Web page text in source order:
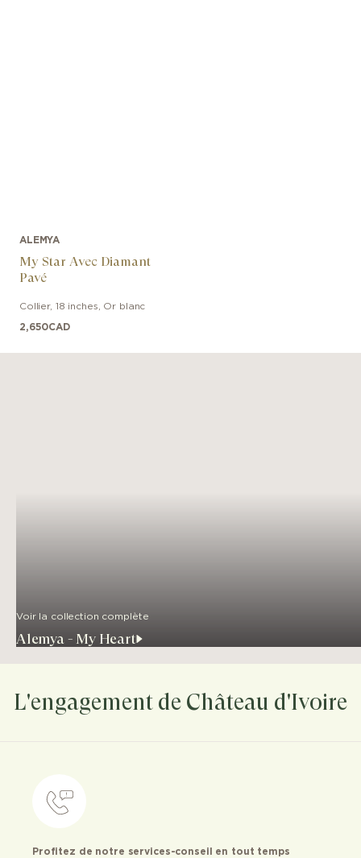
ALEMYA
My Star Avec Diamant
Pavé
Collier, 18 inches, Or blanc
2,650CAD
Voir la collection complète
Alemya - My Heart
L'engagement de Château d'Ivoire
Profitez de notre services-conseil en tout temps